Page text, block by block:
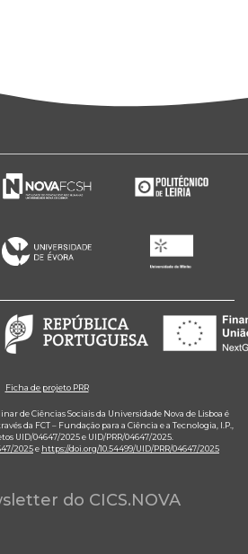
Ficha de projeto PRR
de Ciências Sociais da Universidade Nova de Lisboa é
da FCT – Fundação para a Ciência e a Tecnologia, I.P.,
UID/04647/2025 e UID/PRR/04647/2025.
2025e https://doi.org/10.54499/UID/PRR/04647/2025
do CICS.NOVA